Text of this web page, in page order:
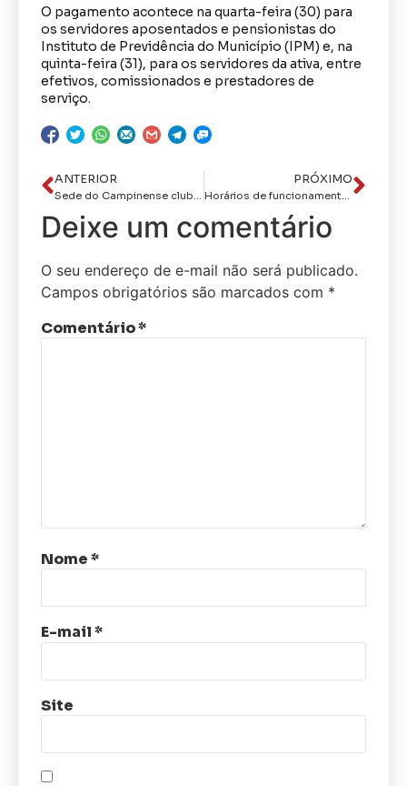
O pagamento acontece na quarta-feira (30) para
os servidores aposentados e pensionistas do
Instituto de Previdência do Município (IPM) e, na
quinta-feira (31), para os servidores da ativa, entre
efetivos, comissionados e prestadores de
serviço.
ANTERIOR PRÓXIMO
Deixe um comentário
O seu endereço de e-mail não será publicado.
Campos obrigatórios são marcados com *
Comentário*
Nome*
E-mail*
Site